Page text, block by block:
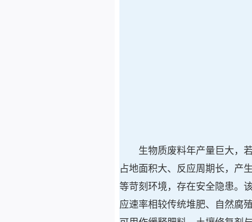
生物质废料年产量巨大，
占地面积大、反应周期长，产
等苛刻环境，存在安全隐患。
应速率相较传统堆肥、自然腐